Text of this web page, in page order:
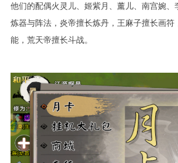
他们的配偶火灵儿、姬紫月、薰儿、南宫婉、
炼器与阵法，炎帝擅长炼丹，王麻子擅长画符
能，荒天帝擅长斗战。